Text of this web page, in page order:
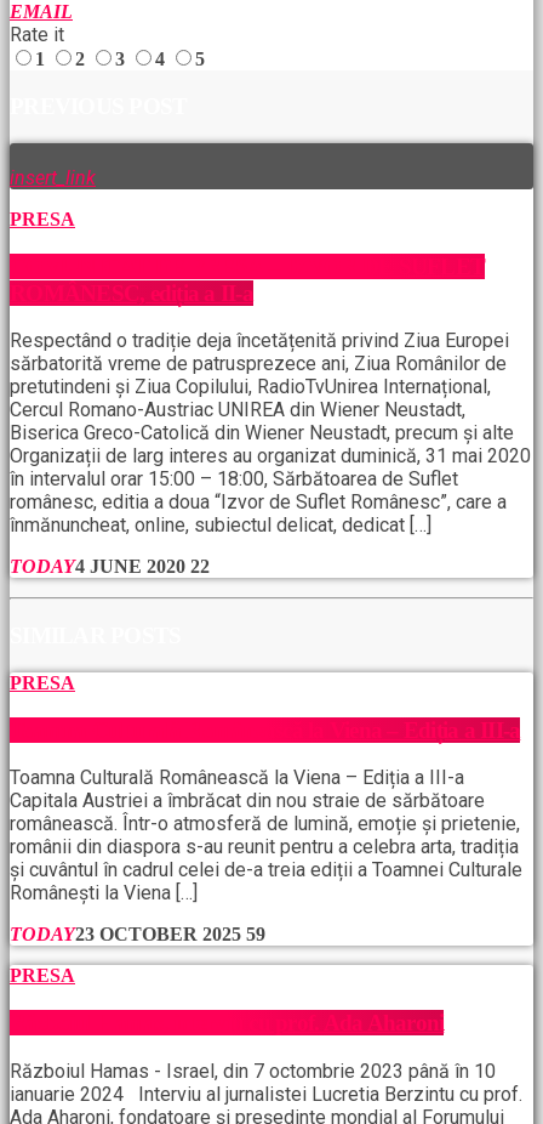
EMAIL
Rate it
1 2 3 4 5
insert_link
PRESA
COMUNICAT DE PRESĂ – IZVOR DE SUFLET
ROMÂNESC, ediția a II-a
Respectând o tradiție deja încetățenită privind Ziua Europei
sărbatorită vreme de patrusprezece ani, Ziua Românilor de
pretutindeni și Ziua Copilului, RadioTvUnirea Internațional,
Cercul Romano-Austriac UNIREA din Wiener Neustadt,
Biserica Greco-Catolică din Wiener Neustadt, precum și alte
Organizații de larg interes au organizat duminică, 31 mai 2020
în intervalul orar 15:00 – 18:00, Sărbătoarea de Suflet
românesc, editia a doua “Izvor de Suflet Românesc”, care a
înmănuncheat, online, subiectul delicat, dedicat […]
TODAY4 JUNE 2020 22
PRESA
Toamna Culturală Românească la Viena – Ediția a III-a
Toamna Culturală Românească la Viena – Ediția a III-a
Capitala Austriei a îmbrăcat din nou straie de sărbătoare
românească. Într-o atmosferă de lumină, emoție și prietenie,
românii din diaspora s-au reunit pentru a celebra arta, tradiția
și cuvântul în cadrul celei de-a treia ediții a Toamnei Culturale
Românești la Viena […]
TODAY23 OCTOBER 2025 59
PRESA
Războiul Hamas, interviu cu prof. Ada Aharoni
Războiul Hamas - Israel, din 7 octombrie 2023 până în 10
ianuarie 2024 Interviu al jurnalistei Lucretia Berzintu cu prof.
Ada Aharoni, fondatoare și președinte mondial al Forumului